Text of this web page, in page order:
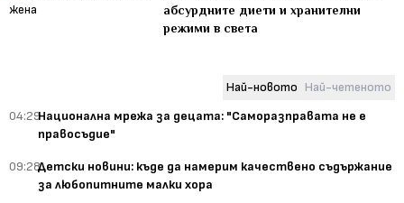
абсурдните диети и хранителни
режими в света
Най-новото Най-четеното
04:29Национална мрежа за децата: "Саморазправата не е
правосъдие"
09:28Детски новини: къде да намерим качествено съдържание
за любопитните малки хора